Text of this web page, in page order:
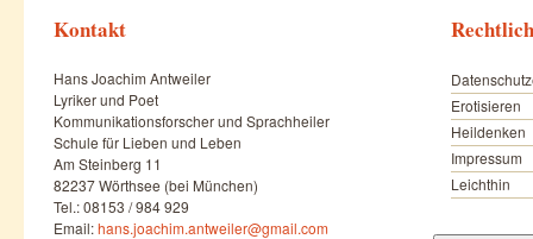
Kontakt
Hans Joachim Antweiler
Lyriker und Poet
Kommunikationsforscher und Sprachheiler
Schule für Lieben und Leben
Am Steinberg 11
82237 Wörthsee (bei München)
Tel.: 08153 / 984 929
Email:hans.joachim.antweiler@gmail.com
Erotisieren
Heildenken
Impressum
Leichthin